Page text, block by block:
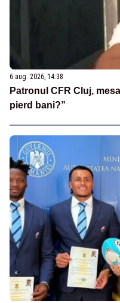
6 aug. 2026, 14:38
Patronul CFR Cluj,
pierd bani?”